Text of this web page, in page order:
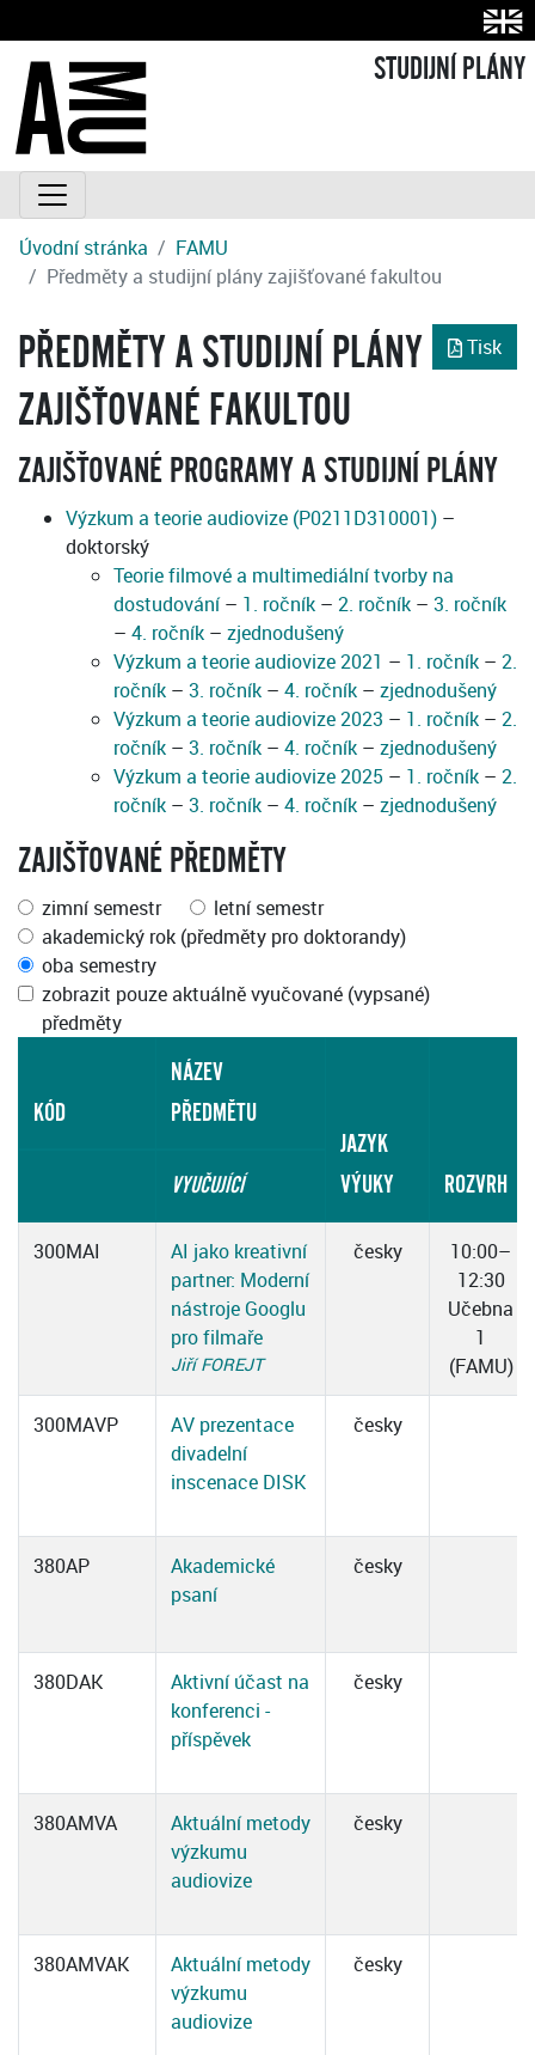
STUDIJNÍ PLÁNY
Úvodní stránka
FAMU
Předměty a studijní plány zajišťované fakultou
Tisk
PŘEDMĚTY A STUDIJNÍ PLÁNY
ZAJIŠŤOVANÉ FAKULTOU
ZAJIŠŤOVANÉ PROGRAMY A STUDIJNÍ PLÁNY
Výzkum a teorie audiovize (P0211D310001) –
doktorský
Teorie filmové a multimediální tvorby na
dostudování– 1. ročník – 2. ročník – 3. ročník
– 4. ročník – zjednodušený
Výzkum a teorie audiovize 2021 – 1. ročník – 2.
ročník – 3. ročník – 4. ročník – zjednodušený
Výzkum a teorie audiovize 2023 – 1. ročník – 2.
ročník – 3. ročník – 4. ročník – zjednodušený
Výzkum a teorie audiovize 2025 – 1. ročník – 2.
ročník – 3. ročník – 4. ročník – zjednodušený
ZAJIŠŤOVANÉ PŘEDMĚTY
zimní semestr
letní semestr
akademický rok (předměty pro doktorandy)
oba semestry
zobrazit pouze aktuálně vyučované (vypsané)
předměty
KÓD
NÁZEV
PŘEDMĚTU
JAZYK
VÝUKY
ROZVRH
VYUČUJÍCÍ
300MAI
AI jako kreativní
partner: Moderní
nástroje Googlu
pro filmaře
Jiří FOREJT
česky
10:00–
12:30
Učebna
1
(FAMU)
300MAVP
AV prezentace
divadelní
inscenace DISK
česky
380AP
Akademické
psaní
česky
380DAK
Aktivní účast na
konferenci -
příspěvek
česky
380AMVA
Aktuální metody
výzkumu
audiovize
česky
380AMVAK
Aktuální metody
výzkumu
audiovize
česky